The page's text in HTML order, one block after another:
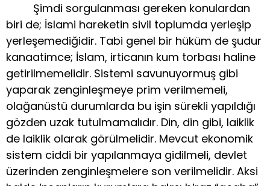
Şimdi sorgulanması gereken konulardan
biri de; İslami hareketin sivil toplumda yerleşip
yerleşemediğidir. Tabi genel bir hüküm de şudur
kanaatimce; İslam, irticanın kum torbası haline
getirilmemelidir. Sistemi savunuyormuş gibi
yaparak zenginleşmeye prim verilmemeli,
olağanüstü durumlarda bu işin sürekli yapıldığı
gözden uzak tutulmamalıdır. Din, din gibi, laiklik
de laiklik olarak görülmelidir. Mevcut ekonomik
sistem ciddi bir yapılanmaya gidilmeli, devlet
üzerinden zenginleşmelere son verilmelidir. Aksi